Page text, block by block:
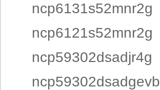
ncp6131s52mnr2g
ncp6121s52mnr2g
ncp59302dsadjr4g
ncp59302dsadgevb